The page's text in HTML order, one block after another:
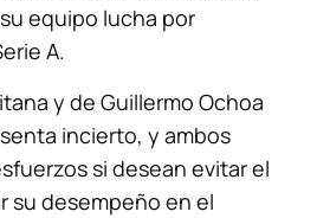
equipo lucha por
A.
y de Guillermo Ochoa
incierto, y ambos
si desean evitar el
su desempeño en el